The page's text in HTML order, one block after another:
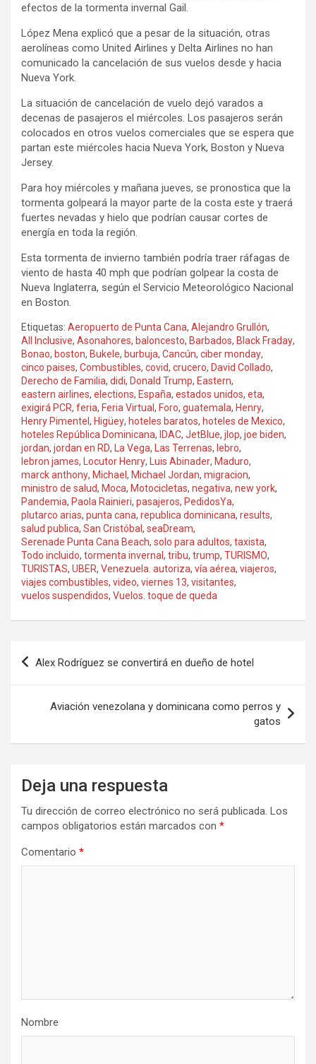
efectos de la tormenta invernal Gail.
López Mena explicó que a pesar de la situación, otras
aerolíneas como United Airlines y Delta Airlines no han
comunicado la cancelación de sus vuelos desde y hacia
Nueva York.
La situación de cancelación de vuelo dejó varados a
decenas de pasajeros el miércoles. Los pasajeros serán
colocados en otros vuelos comerciales que se espera que
partan este miércoles hacia Nueva York, Boston y Nueva
Jersey.
Para hoy miércoles y mañana jueves, se pronostica que la
tormenta golpeará la mayor parte de la costa este y traerá
fuertes nevadas y hielo que podrían causar cortes de
energía en toda la región.
Esta tormenta de invierno también podría traer ráfagas de
viento de hasta 40 mph que podrían golpear la costa de
Nueva Inglaterra, según el Servicio Meteorológico Nacional
en Boston.
Etiquetas: Aeropuerto de Punta Cana, Alejandro Grullón,
All Inclusive, Asonahores, baloncesto, Barbados, Black Fraday,
Bonao, boston, Bukele, burbuja, Cancún, ciber monday,
cinco paises, Combustibles, covid, crucero, David Collado,
Derecho de Familia, didi, Donald Trump, Eastern,
eastern airlines, elections, España, estados unidos, eta,
exigirá PCR, feria, Feria Virtual , Foro, guatemala, Henry,
Henry Pimentel , Higüey, hoteles baratos, hoteles de Mexico,
hoteles República Dominicana, IDAC, JetBlue, jlop, joe biden,
jordan, jordan en RD, La Vega, Las Terrenas, lebro,
lebron james, Locutor Henry, Luis Abinader, Maduro,
marck anthony, Michael , Michael Jordan, migracion,
ministro de salud, Moca, Motocicletas, negativa, new york,
Pandemia, Paola Rainieri, pasajeros, PedidosYa,
plutarco arias, punta cana, republica dominicana, results,
salud publica, San Cristóbal , seaDream,
Serenade Punta Cana Beach, solo para adultos, taxista,
Todo incluido, tormenta invernal , tribu, trump, TURISMO,
TURISTAS, UBER, Venezuela. autoriza, vía aérea, viajeros,
viajes combustibles, video, viernes 13, visitantes,
vuelos suspendidos, Vuelos. toque de queda
Navegación
entradas
Alex Rodríguez se convertirá en dueño de hotel
Aviación venezolana y dominicana como perros y
gatos
Deja una respuesta
Tu dirección de correo electrónico no será publicada. Los
campos obligatorios están marcados con *
Comentario *
Nombre